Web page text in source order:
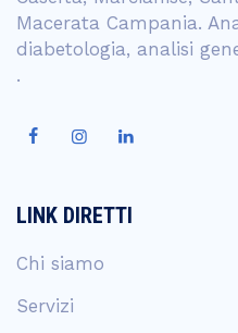
Macerata Campania.
diabetologia, analisi
.
LINK DIRETTI
Chi siamo
Servizi